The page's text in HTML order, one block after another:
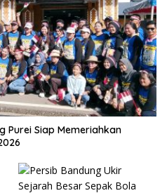
Purei Siap Memeriahkan